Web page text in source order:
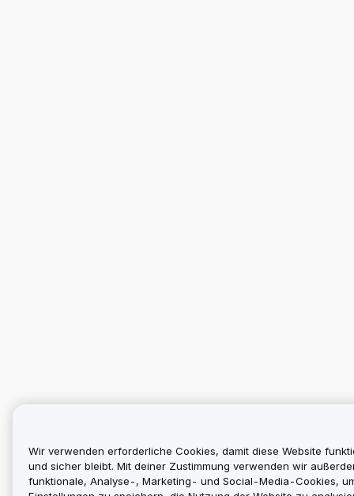
Wir verwenden erforderliche Cookies, damit diese Website
und sicher bleibt. Mit deiner Zustimmung verwenden wir
funktionale, Analyse-, Marketing- und Social-Media-Cookies,